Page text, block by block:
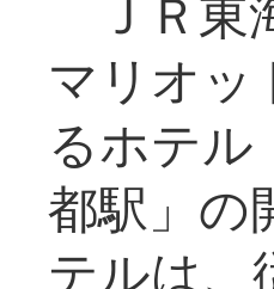
ＪＲ東
マリオッ
るホテ
都駅」の
テルは、